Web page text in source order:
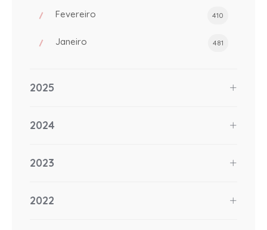
Fevereiro 410
Janeiro 481
2025
2024
2023
2022